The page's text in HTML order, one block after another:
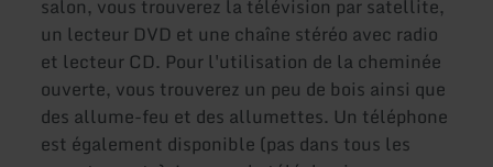
salon, vous trouverez la télévision par satellite,
un lecteur DVD et une chaîne stéréo avec radio
et lecteur CD. Pour l'utilisation de la cheminée
ouverte, vous trouverez un peu de bois ainsi que
des allume-feu et des allumettes. Un téléphone
est également disponible (pas dans tous les